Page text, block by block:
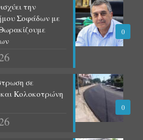
0
την
Σοφάδων με
0
σε
Κολοκοτρώνη